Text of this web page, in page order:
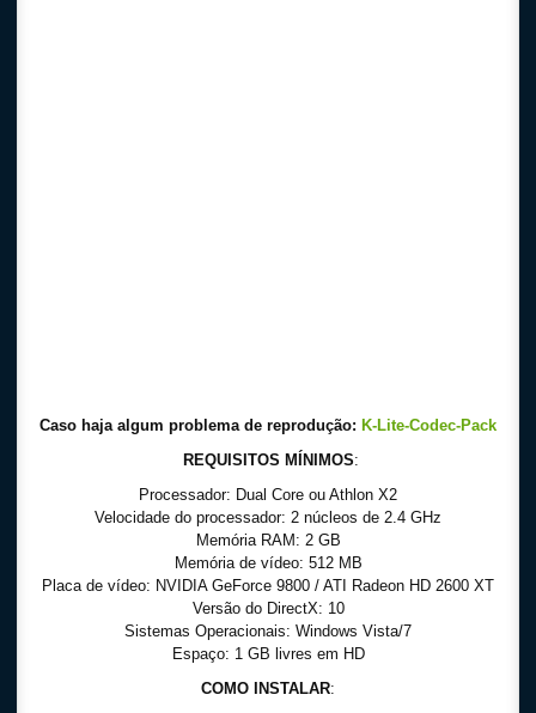
Caso haja algum problema de reprodução: K-Lite-Codec-Pack
REQUISITOS MÍNIMOS:
Processador: Dual Core ou Athlon X2
Velocidade do processador: 2 núcleos de 2.4 GHz
Memória RAM: 2 GB
Memória de vídeo: 512 MB
Placa de vídeo: NVIDIA GeForce 9800 / ATI Radeon HD 2600 XT
Versão do DirectX: 10
Sistemas Operacionais: Windows Vista/7
Espaço: 1 GB livres em HD
COMO INSTALAR: